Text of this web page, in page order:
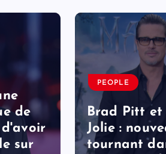
de
d'avoir
sur
PEOPLE
Brad Pitt et
Jolie :
tournant